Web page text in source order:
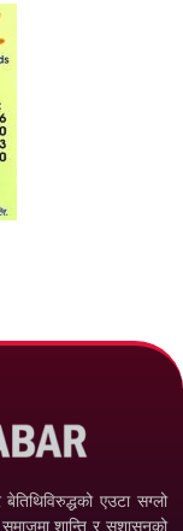
एउटा सग्लो
शान्ति र सुशासनको